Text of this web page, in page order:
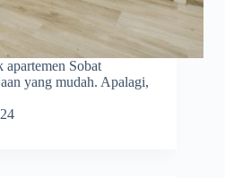
Sobat
yang mudah. Apalagi,